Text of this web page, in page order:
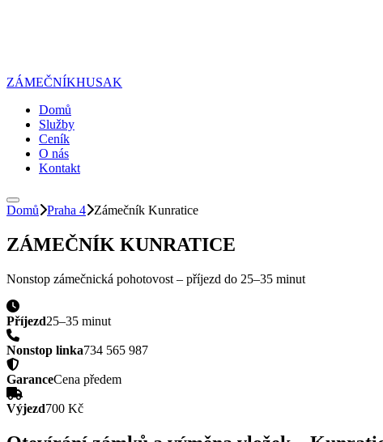
ZÁMEČNÍKHUSAK
Domů
Služby
Ceník
O nás
Kontakt
Domů Praha 4 Zámečník Kunratice
ZÁMEČNÍK KUNRATICE
Nonstop zámečnická pohotovost – příjezd do 25–35 minut
Příjezd25–35 minut
Nonstop linka734 565 987
GaranceCena předem
Výjezd700 Kč